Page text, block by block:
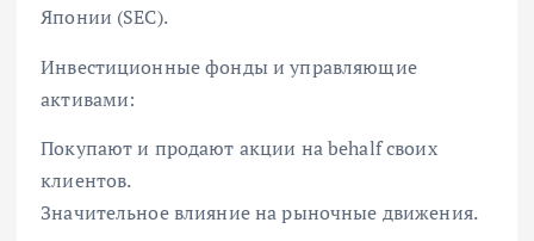
Японии (SEC).
Инвестиционные фонды и управляющие
активами:
Покупают и продают акции на behalf своих
клиентов.
Значительное влияние на рыночные движения.